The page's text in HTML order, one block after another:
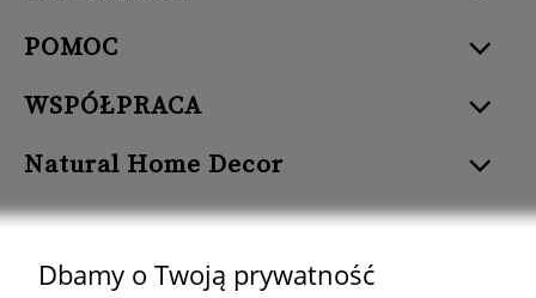
POMOC
WSPÓŁPRACA
Natural Home Decor
Dbamy o Twoją prywatność